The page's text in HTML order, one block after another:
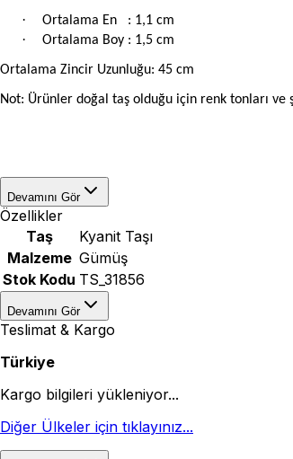
· Ortalama En : 1,1 cm
· Ortalama Boy : 1,5 cm
Ortalama Zincir Uzunluğu: 45 cm
Not: Ürünler doğal taş olduğu için renk tonları ve
Devamını Gör
Özellikler
Taş
Kyanit Taşı
Malzeme Gümüş
Stok Kodu TS_31856
Devamını Gör
Teslimat & Kargo
Türkiye
Kargo bilgileri yükleniyor...
Diğer Ülkeler için tıklayınız...